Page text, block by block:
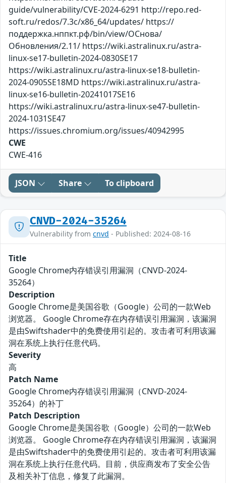
guide/vulnerability/CVE-2024-6291 http://repo.red-
soft.ru/redos/7.3c/x86_64/updates/ https://
поддержка.нппкт.рф/bin/view/ОСнова/
Обновления/2.11/ https://wiki.astralinux.ru/astra-
linux-se17-bulletin-2024-0830SE17
https://wiki.astralinux.ru/astra-linux-se18-bulletin-
2024-0905SE18MD https://wiki.astralinux.ru/astra-
linux-se16-bulletin-20241017SE16
https://wiki.astralinux.ru/astra-linux-se47-bulletin-
2024-1031SE47
https://issues.chromium.org/issues/40942995
CWE
CWE-416
JSON Share To clipboard
CNVD-2024-35264
Vulnerability from cnvd - Published: 2024-08-16
Title
Google Chrome内存错误引用漏洞（CNVD-2024-
35264）
Description
Google Chrome是美国谷歌（Google）公司的一款Web
浏览器。 Google Chrome存在内存错误引用漏洞，该漏洞
是由Swiftshader中的免费使用引起的。攻击者可利用该漏
洞在系统上执行任意代码。
Severity
高
Patch Name
Google Chrome内存错误引用漏洞（CNVD-2024-
35264）的补丁
Patch Description
Google Chrome是美国谷歌（Google）公司的一款Web
浏览器。 Google Chrome存在内存错误引用漏洞，该漏洞
是由Swiftshader中的免费使用引起的。攻击者可利用该漏
洞在系统上执行任意代码。目前，供应商发布了安全公告
及相关补丁信息，修复了此漏洞。